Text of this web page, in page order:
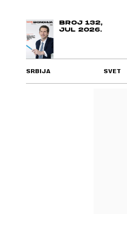
BROJ 132,
JUL 2026.
SRBIJA SVET